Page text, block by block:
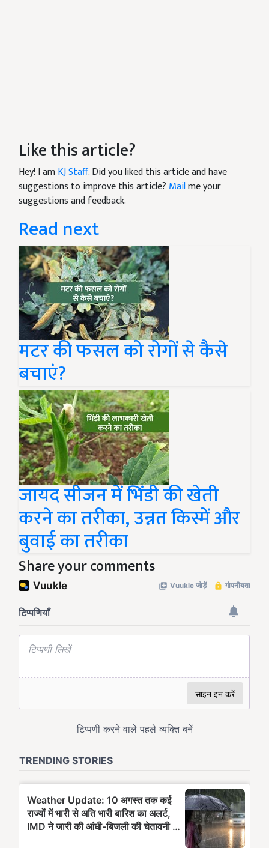
Like this article?
Hey! I amKJ Staff. Did you liked this article and have
suggestions to improve this article? Mailme your
suggestions and feedback.
Read next
मटर की फसल को रोगों से कैसे
बचाएं?
जायद सीजन में भिंडी की खेती
करने का तरीका, उन्नत किस्में और
बुवाई का तरीका
Share your comments